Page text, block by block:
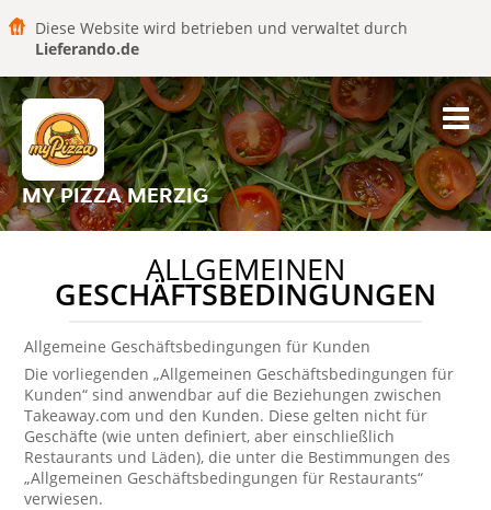
Diese Website wird betrieben und verwaltet durch
Lieferando.de
MY PIZZA MERZIG
ALLGEMEINEN
GESCHÄFTSBEDINGUNGEN
Allgemeine Geschäftsbedingungen für Kunden
Die vorliegenden „Allgemeinen Geschäftsbedingungen für
Kunden“ sind anwendbar auf die Beziehungen zwischen
Takeaway.com und den Kunden. Diese gelten nicht für
Geschäfte (wie unten definiert, aber einschließlich
Restaurants und Läden), die unter die Bestimmungen des
„Allgemeinen Geschäftsbedingungen für Restaurants“
verwiesen.